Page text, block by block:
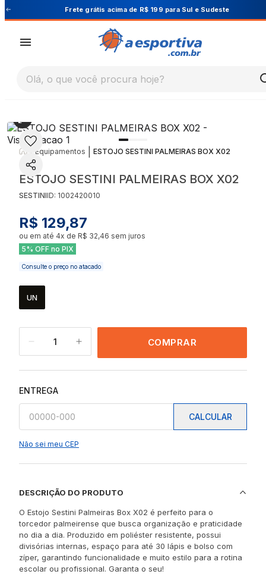
Cupom PRIMEIRA10 para 10% OFF na 1ª
Olá, o que você procura hoje?
Equipamentos ESTOJO SESTINI PALMEIRAS BOX X02
ESTOJO SESTINI PALMEIRAS BOX X02
SESTINIID: 1002420010
R$ 129,87
ou em até 4x de R$ 32,46 sem juros
5% OFF no PIX
Consulte o preço no atacado
UN
1 COMPRAR
ENTREGA
CALCULAR
Não sei meu CEP
DESCRIÇÃO DO PRODUTO
O Estojo Sestini Palmeiras Box X02 é perfeito para o
torcedor palmeirense que busca organização e praticidade
no dia a dia. Produzido em poliéster resistente, possui
divisórias internas, espaço para até 30 lápis e bolso com
zíper, garantindo funcionalidade e muito estilo para a rotina
escolar ou profissional. Garanta o seu!